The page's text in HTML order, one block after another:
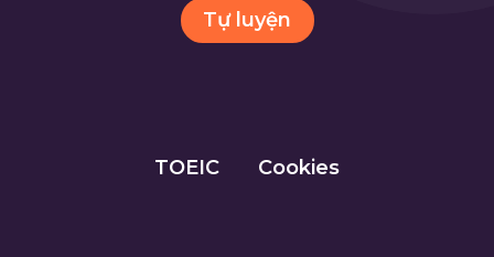
Tự luyện
TOEIC Cookies